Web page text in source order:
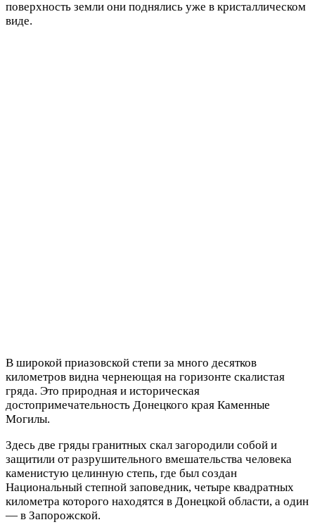
поверхность земли они поднялись уже в кристаллическом
виде.
В широкой приазовской степи за много десятков
километров видна чернеющая на горизонте скалистая
гряда. Это природная и историческая
достопримечательность Донецкого края Каменные
Могилы.
Здесь две гряды гранитных скал загородили собой и
защитили от разрушительного вмешательства человека
каменистую целинную степь, где был создан
Национальный степной заповедник, четыре квадратных
километра которого находятся в Донецкой области, а один
— в Запорожской.